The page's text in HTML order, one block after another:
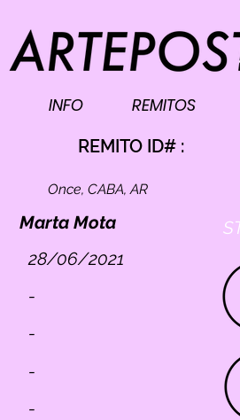
INFO REMITOS
Once, CABA, AR
REMITO ID# :
Marta Mota
28/06/2021
-
-
-
-